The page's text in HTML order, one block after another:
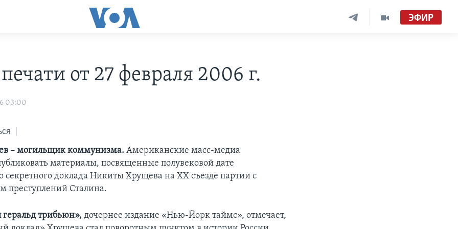
ЭФИР
от 27 февраля 2006 г.
03:00
– могильщик коммунизма. Американские масс-медиа
материалы, посвященные полувековой дате
секретного доклада Никиты Хрущева на XX съезде партии с
преступлений Сталина.
трибьюн», дочернее издание «Нью-Йорк таймс», отмечает,